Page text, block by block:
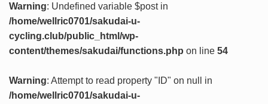
Warning: Undefined variable $post in
/home/wellric0701/sakudai-u-
cycling.club/public_html/wp-
content/themes/sakudai/functions.php on line 54
Warning: Attempt to read property "ID" on null in
/home/wellric0701/sakudai-u-